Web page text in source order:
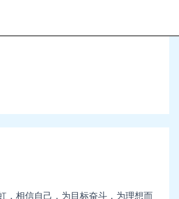
，相信自己，为目标奋斗，为理想而